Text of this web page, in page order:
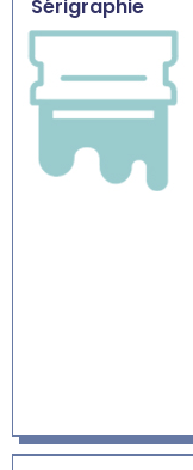
Sérigraphie